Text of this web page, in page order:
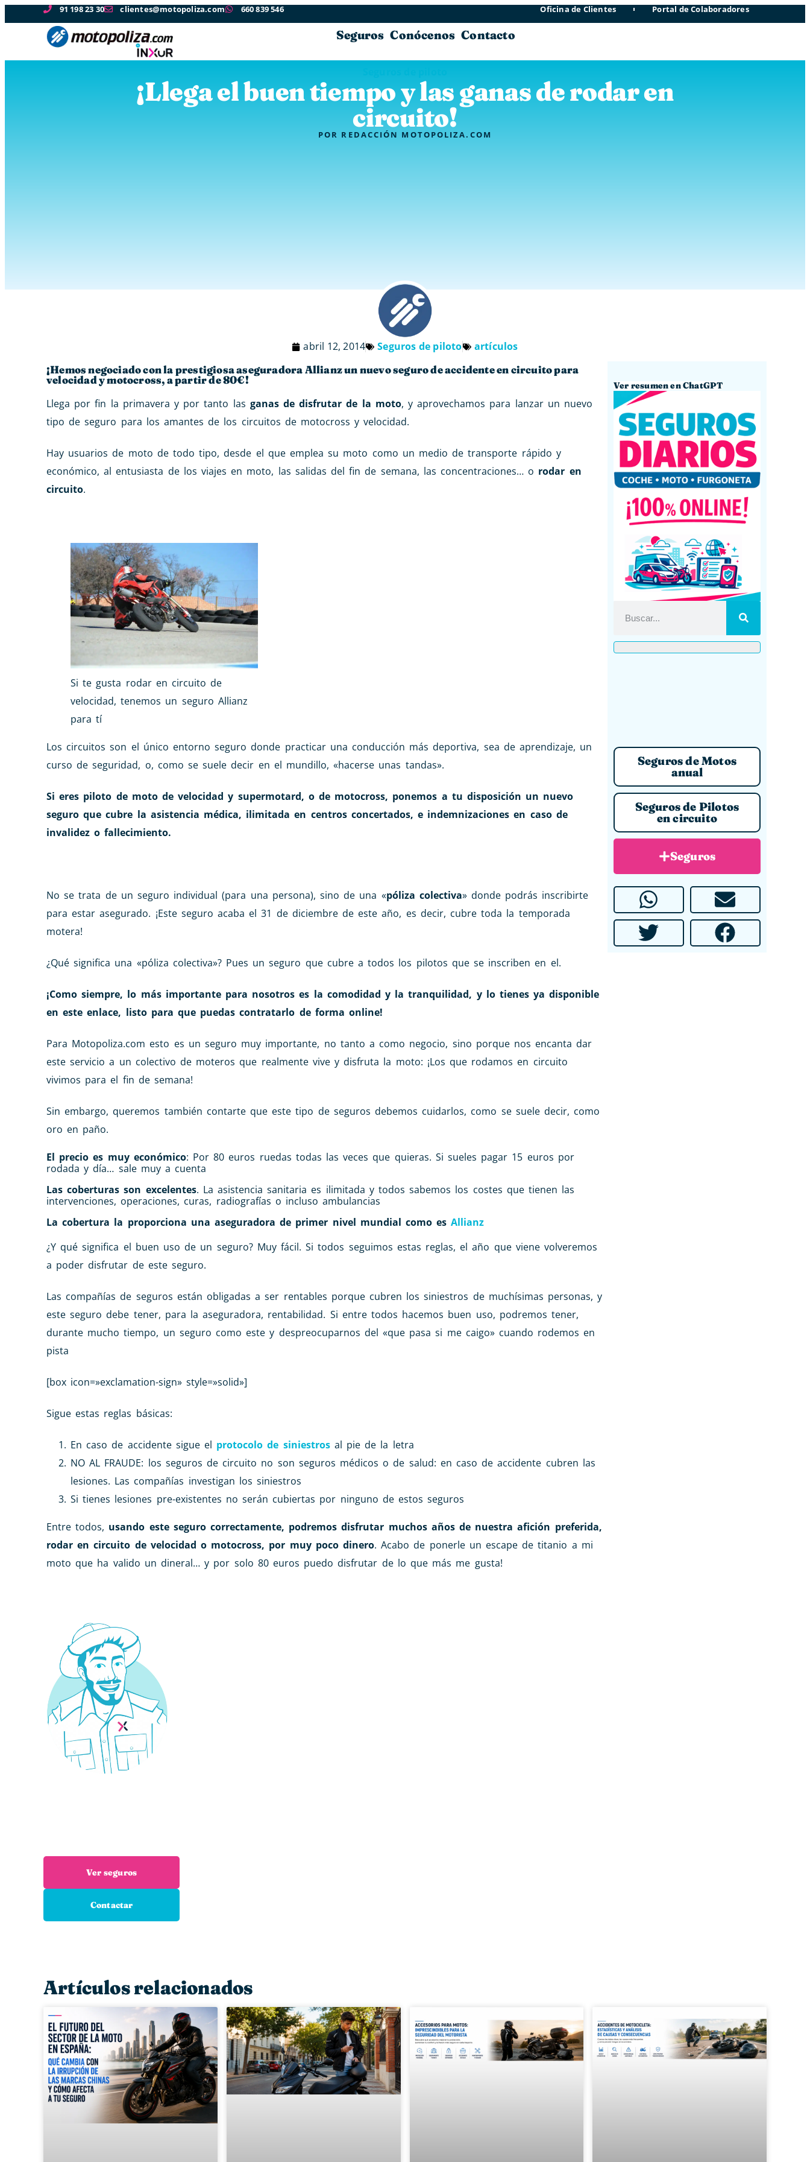
91 198 23 30 clientes@motopoliza.com 660 839 546 Oficina de Clientes Portal de Colaboradores
Seguros Conócenos Contacto
¡Llega el buen tiempo y las ganas de rodar en
circuito!
POR REDACCIÓN MOTOPOLIZA.COM
abril 12, 2014 Seguros de piloto artículos
¡Hemos negociado con la prestigiosa aseguradora Allianz un nuevo seguro de accidente en circuito para
velocidad y motocross, a partir de 80€!
Llega por fin la primavera y por tanto las ganas de disfrutar de la moto, y aprovechamos para lanzar un nuevo
tipo de seguro para los amantes de los circuitos de motocross y velocidad.
Hay usuarios de moto de todo tipo, desde el que emplea su moto como un medio de transporte rápido y
económico, al entusiasta de los viajes en moto, las salidas del fin de semana, las concentraciones… o rodar en
circuito.
Si te gusta rodar en circuito de
velocidad, tenemos un seguro Allianz
para tí
Los circuitos son el único entorno seguro donde practicar una conducción más deportiva, sea de aprendizaje, un
curso de seguridad, o, como se suele decir en el mundillo, «hacerse unas tandas».
Si eres piloto de moto de velocidad y supermotard, o de motocross, ponemos a tu disposición un nuevo
seguro que cubre la asistencia médica, ilimitada en centros concertados, e indemnizaciones en caso de
invalidez o fallecimiento.
No se trata de un seguro individual (para una persona), sino de una «póliza colectiva» donde podrás inscribirte
para estar asegurado. ¡Este seguro acaba el 31 de diciembre de este año, es decir, cubre toda la temporada
motera!
¿Qué significa una «póliza colectiva»? Pues un seguro que cubre a todos los pilotos que se inscriben en el.
¡Como siempre, lo más importante para nosotros es la comodidad y la tranquilidad, y lo tienes ya disponible
en este enlace, listo para que puedas contratarlo de forma online!
Para Motopoliza.com esto es un seguro muy importante, no tanto a como negocio, sino porque nos encanta dar
este servicio a un colectivo de moteros que realmente vive y disfruta la moto: ¡Los que rodamos en circuito
vivimos para el fin de semana!
Sin embargo, queremos también contarte que este tipo de seguros debemos cuidarlos, como se suele decir, como
oro en paño.
El precio es muy económico: Por 80 euros ruedas todas las veces que quieras. Si sueles pagar 15 euros por
rodada y día… sale muy a cuenta
Las coberturas son excelentes. La asistencia sanitaria es ilimitada y todos sabemos los costes que tienen las
intervenciones, operaciones, curas, radiografías o incluso ambulancias
La cobertura la proporciona una aseguradora de primer nivel mundial como esAllianz
¿Y qué significa el buen uso de un seguro? Muy fácil. Si todos seguimos estas reglas, el año que viene volveremos
a poder disfrutar de este seguro.
Las compañías de seguros están obligadas a ser rentables porque cubren los siniestros de muchísimas personas, y
este seguro debe tener, para la aseguradora, rentabilidad. Si entre todos hacemos buen uso, podremos tener,
durante mucho tiempo, un seguro como este y despreocuparnos del «que pasa si me caigo» cuando rodemos en
pista
[box icon=»exclamation-sign» style=»solid»]
Sigue estas reglas básicas:
En caso de accidente sigue el protocolo de siniestrosal pie de la letra
NO AL FRAUDE: los seguros de circuito no son seguros médicos o de salud: en caso de accidente cubren las
lesiones. Las compañías investigan los siniestros
Si tienes lesiones pre-existentes no serán cubiertas por ninguno de estos seguros
Entre todos, usando este seguro correctamente, podremos disfrutar muchos años de nuestra afición preferida,
rodar en circuito de velocidad o motocross, por muy poco dinero. Acabo de ponerle un escape de titanio a mi
moto que ha valido un dineral… y por solo 80 euros puedo disfrutar de lo que más me gusta!
Ver resumen en ChatGPT
Seguros de Motos
anual
Seguros de Pilotos
en circuito
Seguros
Ver seguros
Contactar
Artículos relacionados